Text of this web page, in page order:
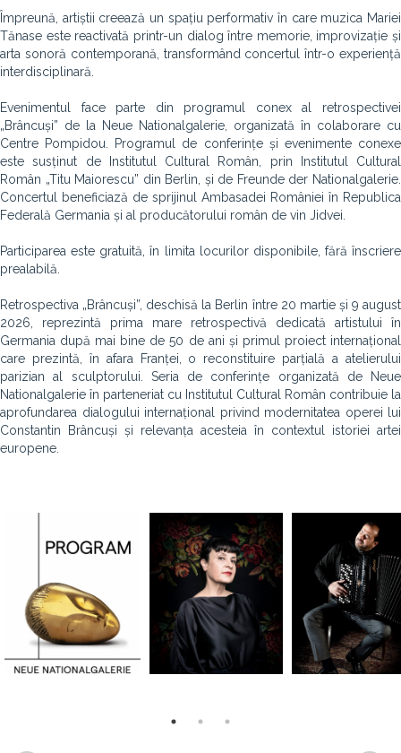
Împreună, artiștii creează un spațiu performativ în care muzica Mariei
Tănase este reactivată printr-un dialog între memorie, improvizație și
arta sonoră contemporană, transformând concertul într-o experiență
interdisciplinară.
Evenimentul face parte din programul conex al retrospectivei
„Brâncuși” de la Neue Nationalgalerie, organizată în colaborare cu
Centre Pompidou. Programul de conferințe și evenimente conexe
este susținut de Institutul Cultural Român, prin Institutul Cultural
Român „Titu Maiorescu” din Berlin, și de Freunde der Nationalgalerie.
Concertul beneficiază de sprijinul Ambasadei României în Republica
Federală Germania și al producătorului român de vin Jidvei.
Participarea este gratuită, în limita locurilor disponibile, fără înscriere
prealabilă.
Retrospectiva „Brâncuși”, deschisă la Berlin între 20 martie și 9 august
2026, reprezintă prima mare retrospectivă dedicată artistului în
Germania după mai bine de 50 de ani și primul proiect internațional
care prezintă, în afara Franței, o reconstituire parțială a atelierului
parizian al sculptorului. Seria de conferințe organizată de Neue
Nationalgalerie în parteneriat cu Institutul Cultural Român contribuie la
aprofundarea dialogului internațional privind modernitatea operei lui
Constantin Brâncuși și relevanța acesteia în contextul istoriei artei
europene.